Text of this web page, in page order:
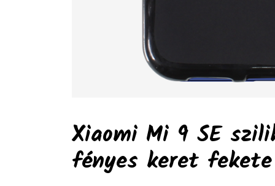
Xiaomi Mi 9 SE
fényes keret